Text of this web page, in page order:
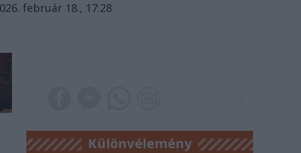
február 18., 17:28
Különvélemény